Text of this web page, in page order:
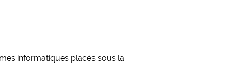
informatiques placés sous la